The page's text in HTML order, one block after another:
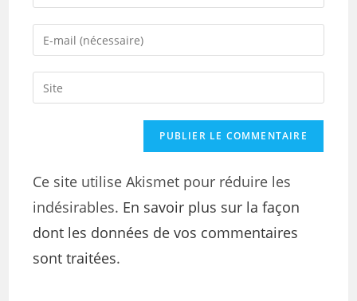
Ce site utilise Akismet pour réduire les
indésirables. En savoir plus sur la façon
dont les données de vos commentaires
sont traitées.